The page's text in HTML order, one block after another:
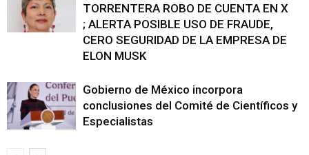
TORRENTERA ROBO DE CUENTA EN X
; ALERTA POSIBLE USO DE FRAUDE,
CERO SEGURIDAD DE LA EMPRESA DE
ELON MUSK
Gobierno de México incorpora
conclusiones del Comité de Científicos y
Especialistas